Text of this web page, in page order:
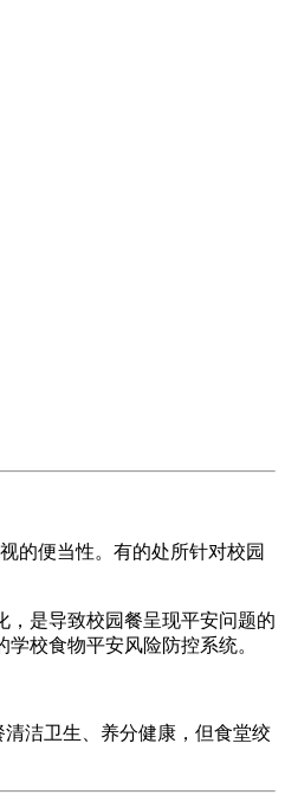
的便当性。有的处所针对校园
是导致校园餐呈现平安问题的
校食物平安风险防控系统。
洁卫生、养分健康，但食堂绞